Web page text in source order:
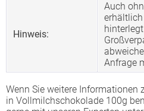
Hinweis:
Auch
erhältlich
Anfrage
Wenn Sie weitere Informationen
in Vollmilchschokolade 100g